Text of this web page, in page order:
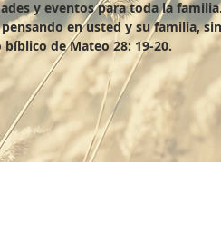
y eventos para toda la
en usted y su familia,
de Mateo 28: 19-20.